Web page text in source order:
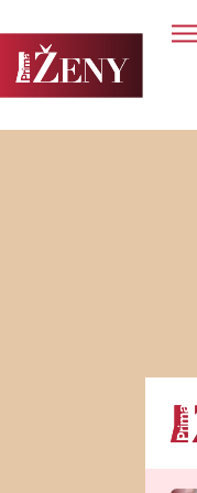
Horoskopy